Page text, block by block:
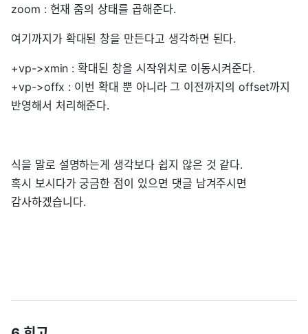
zoom : 현재 줌의 상태를 곱해준다.
여기까지가 확대된 창을 만든다고 생각하면 된다.
+vp->xmin : 확대된 창을 시작위치로 이동시켜준다.
+vp->offx : 이번 확대 뿐 아니라 그 이전까지의 offset까지
반영해서 처리해준다.
식을 말로 설명하는게 생각보다 쉽지 않은 것 같다.
혹시 보시다가 궁금한 점이 있으면 댓글 남겨주시면
감사하겠습니다.